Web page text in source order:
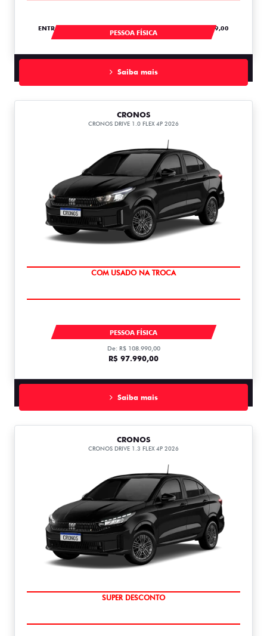
ENTRADA DE R$ 118.434,84 +18 PARCELAS DE R$ 3.089,00
PESSOA FÍSICA
Saiba mais
CRONOS
CRONOS DRIVE 1.0 FLEX 4P 2026
SUPER DESCONTO
CRONOS DRIVE 1.0 MT FLEX 1.0
PESSOA FÍSICA
De: R$ 108.990,00
R$ 97.990,00
Saiba mais
CRONOS
CRONOS DRIVE 1.3 FLEX 4P 2026
BÔNUS DE ATÉ R$ 14 MIL